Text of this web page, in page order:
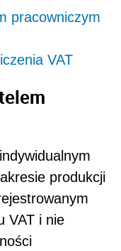
pracowniczym
VAT
produkcji
VAT i nie